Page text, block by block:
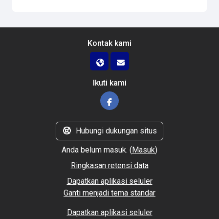
Kontak kami
Ikuti kami
Hubungi dukungan situs
Anda belum masuk. (Masuk)
Ringkasan retensi data
Dapatkan aplikasi seluler
Ganti menjadi tema standar
Dapatkan aplikasi seluler